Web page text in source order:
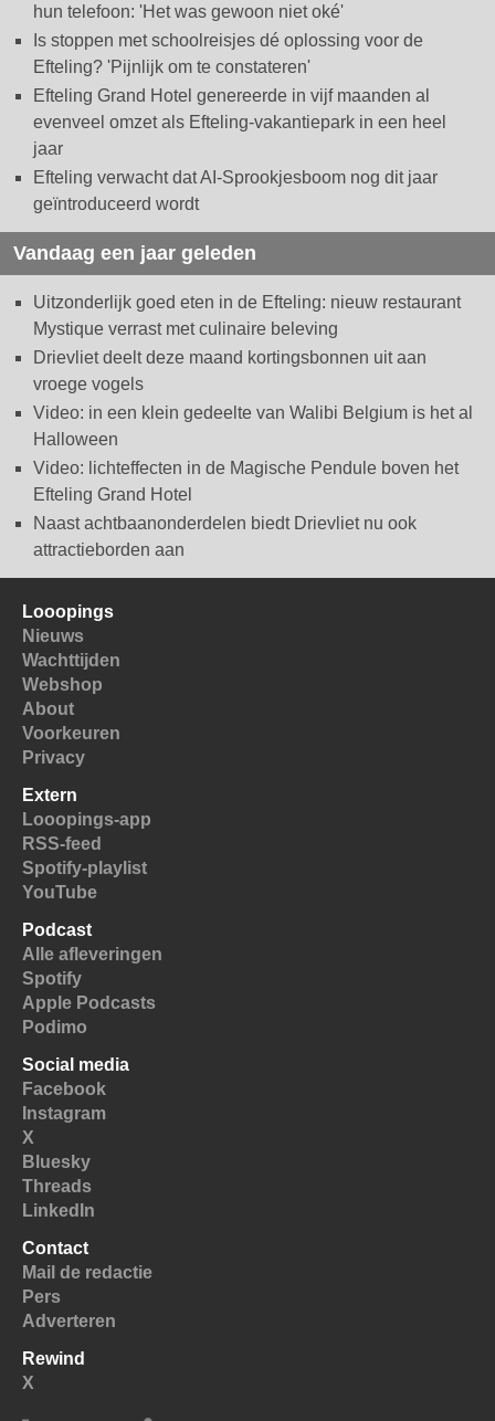
hun telefoon: 'Het was gewoon niet oké'
Is stoppen met schoolreisjes dé oplossing voor de
Efteling? 'Pijnlijk om te constateren'
Efteling Grand Hotel genereerde in vijf maanden al
evenveel omzet als Efteling-vakantiepark in een heel
jaar
Efteling verwacht dat AI-Sprookjesboom nog dit jaar
geïntroduceerd wordt
Vandaag een jaar geleden
Uitzonderlijk goed eten in de Efteling: nieuw restaurant
Mystique verrast met culinaire beleving
Drievliet deelt deze maand kortingsbonnen uit aan
vroege vogels
Video: in een klein gedeelte van Walibi Belgium is het al
Halloween
Video: lichteffecten in de Magische Pendule boven het
Efteling Grand Hotel
Naast achtbaanonderdelen biedt Drievliet nu ook
attractieborden aan
Looopings
Nieuws
Wachttijden
Webshop
About
Voorkeuren
Privacy
Extern
Looopings-app
RSS-feed
Spotify-playlist
YouTube
Podcast
Alle afleveringen
Spotify
Apple Podcasts
Podimo
Social media
Facebook
Instagram
X
Bluesky
Threads
LinkedIn
Contact
Mail de redactie
Pers
Adverteren
Rewind
X